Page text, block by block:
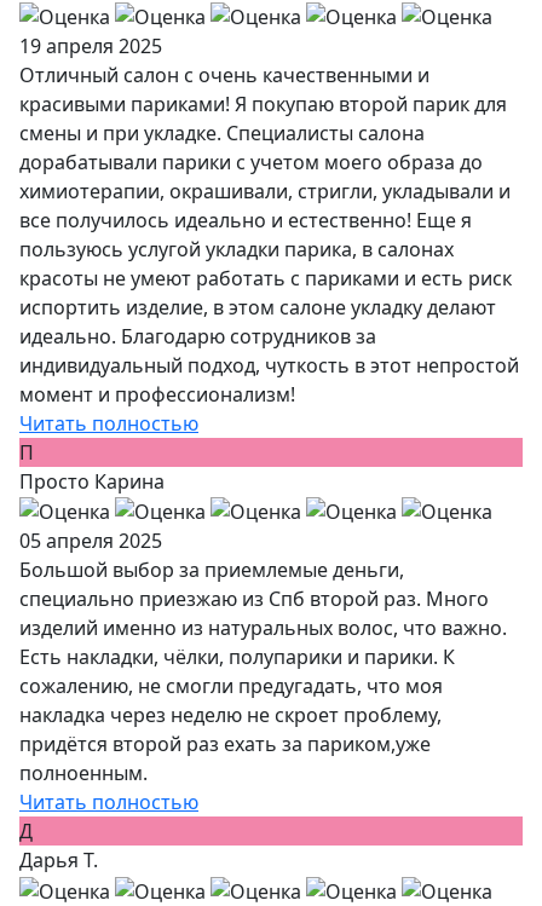
19 апреля 2025
Отличный салон с очень качественными и
красивыми париками! Я покупаю второй парик для
смены и при укладке. Специалисты салона
дорабатывали парики с учетом моего образа до
химиотерапии, окрашивали, стригли, укладывали и
все получилось идеально и естественно! Еще я
пользуюсь услугой укладки парика, в салонах
красоты не умеют работать с париками и есть риск
испортить изделие, в этом салоне укладку делают
идеально. Благодарю сотрудников за
индивидуальный подход, чуткость в этот непростой
момент и профессионализм!
Читать полностью
П
Просто Карина
05 апреля 2025
Большой выбор за приемлемые деньги,
специально приезжаю из Спб второй раз. Много
изделий именно из натуральных волос, что важно.
Есть накладки, чёлки, полупарики и парики. К
сожалению, не смогли предугадать, что моя
накладка через неделю не скроет проблему,
придётся второй раз ехать за париком,уже
полноенным.
Читать полностью
Д
Дарья Т.